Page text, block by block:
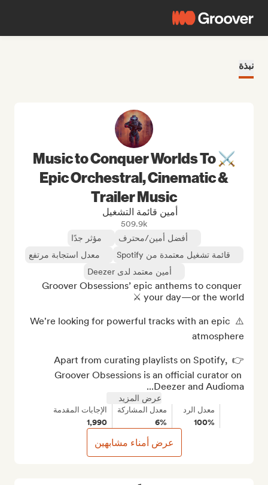
نبذة
Music to Conquer Worlds To ⚔️
Epic Orchestral, Cinematic &
Trailer Music
أمين قائمة التشغيل
509.9k
أفضل أمين/محترف
مؤثر جدًا
قائمة تشغيل معتمدة من Spotify
معدل استجابة مرتفع
أمين معتمد لدى Deezer
Groover Obsessions’ epic anthems to conquer
⚠️ We're looking for powerful tracks with an epic
👉 Apart from curating playlists on Spotify,
Groover Obsessions is an official curator on
Deezer and Audioma...
عرض المزيد
معدل الرد
100%
معدل المشاركة
6%
الإجابات المقدمة
1,990
عرض أمناء مشابهين